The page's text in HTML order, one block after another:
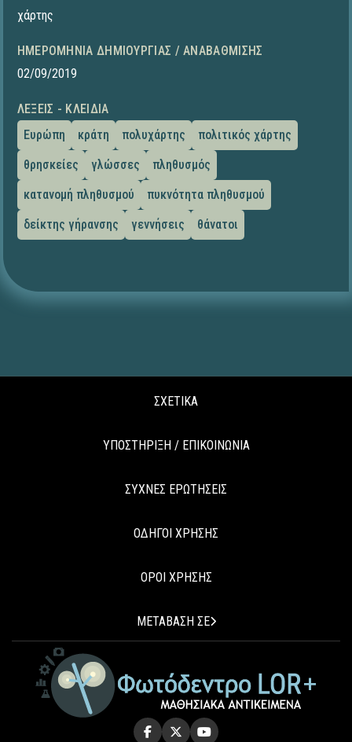
χάρτης
ΗΜΕΡΟΜΗΝΊΑ ΔΗΜΙΟΥΡΓΊΑΣ / ΑΝΑΒΆΘΜΙΣΗΣ
02/09/2019
ΛΈΞΕΙΣ - ΚΛΕΙΔΙΆ
Ευρώπη
κράτη πολυχάρτης
πολιτικός χάρτης
θρησκείες
γλώσσες
πληθυσμός
κατανομή πληθυσμού
πυκνότητα πληθυσμού
δείκτης γήρανσης
γεννήσεις θάνατοι
ΣΧΕΤΙΚΑ
ΥΠΟΣΤΗΡΙΞΗ / ΕΠΙΚΟΙΝΩΝΙΑ
ΣΥΧΝΕΣ ΕΡΩΤΗΣΕΙΣ
ΟΔΗΓΟΙ ΧΡΗΣΗΣ
ΟΡΟΙ ΧΡΗΣΗΣ
ΜΕΤΑΒΑΣΗ ΣΕ